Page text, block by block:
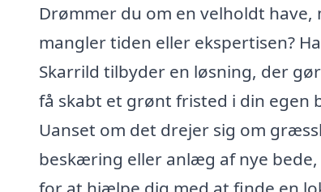
Drømmer du om en velholdt have,
mangler tiden eller ekspertisen?
Skarrild tilbyder en løsning, der
få skabt et grønt fristed i din egen
Uanset om det drejer sig om
beskæring eller anlæg af nye